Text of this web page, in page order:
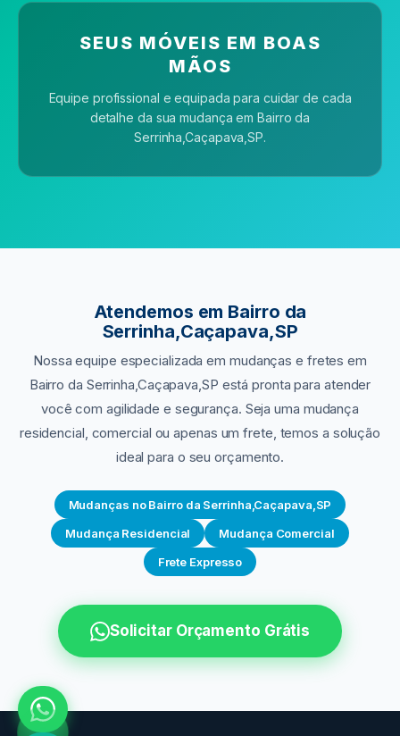
SEUS MÓVEIS EM BOAS
MÃOS
Equipe profissional e equipada para cuidar de cada
detalhe da sua mudança em Bairro da
Serrinha,Caçapava,SP.
Atendemos em Bairro da
Serrinha,Caçapava,SP
Nossa equipe especializada em mudanças e fretes em
Bairro da Serrinha,Caçapava,SP está pronta para atender
você com agilidade e segurança. Seja uma mudança
residencial, comercial ou apenas um frete, temos a solução
ideal para o seu orçamento.
Mudanças no Bairro da Serrinha,Caçapava,SP
Mudança Residencial
Mudança Comercial
Frete Expresso
Solicitar Orçamento Grátis